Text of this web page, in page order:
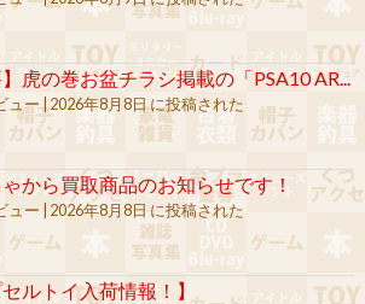
】虎の巻お盆チラシ掲載の「PSA10 AR...
ュー|2026年8月8日 に投稿された
から買取商品のお知らせです！
ュー 2026年8月8日 に投稿された
セルトイ入荷情報！】